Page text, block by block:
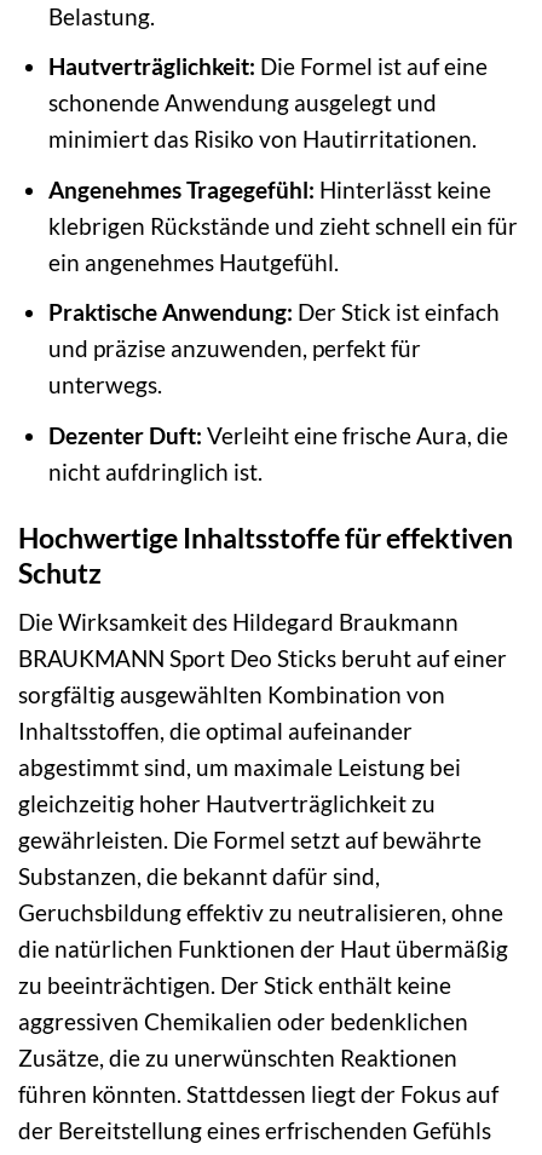
Belastung.
Hautverträglichkeit: Die Formel ist auf eine
schonende Anwendung ausgelegt und
minimiert das Risiko von Hautirritationen.
Angenehmes Tragegefühl: Hinterlässt keine
klebrigen Rückstände und zieht schnell ein für
ein angenehmes Hautgefühl.
Praktische Anwendung: Der Stick ist einfach
und präzise anzuwenden, perfekt für
unterwegs.
Dezenter Duft: Verleiht eine frische Aura, die
nicht aufdringlich ist.
Hochwertige Inhaltsstoffe für effektiven
Schutz
Die Wirksamkeit des Hildegard Braukmann
BRAUKMANN Sport Deo Sticks beruht auf einer
sorgfältig ausgewählten Kombination von
Inhaltsstoffen, die optimal aufeinander
abgestimmt sind, um maximale Leistung bei
gleichzeitig hoher Hautverträglichkeit zu
gewährleisten. Die Formel setzt auf bewährte
Substanzen, die bekannt dafür sind,
Geruchsbildung effektiv zu neutralisieren, ohne
die natürlichen Funktionen der Haut übermäßig
zu beeinträchtigen. Der Stick enthält keine
aggressiven Chemikalien oder bedenklichen
Zusätze, die zu unerwünschten Reaktionen
führen könnten. Stattdessen liegt der Fokus auf
der Bereitstellung eines erfrischenden Gefühls